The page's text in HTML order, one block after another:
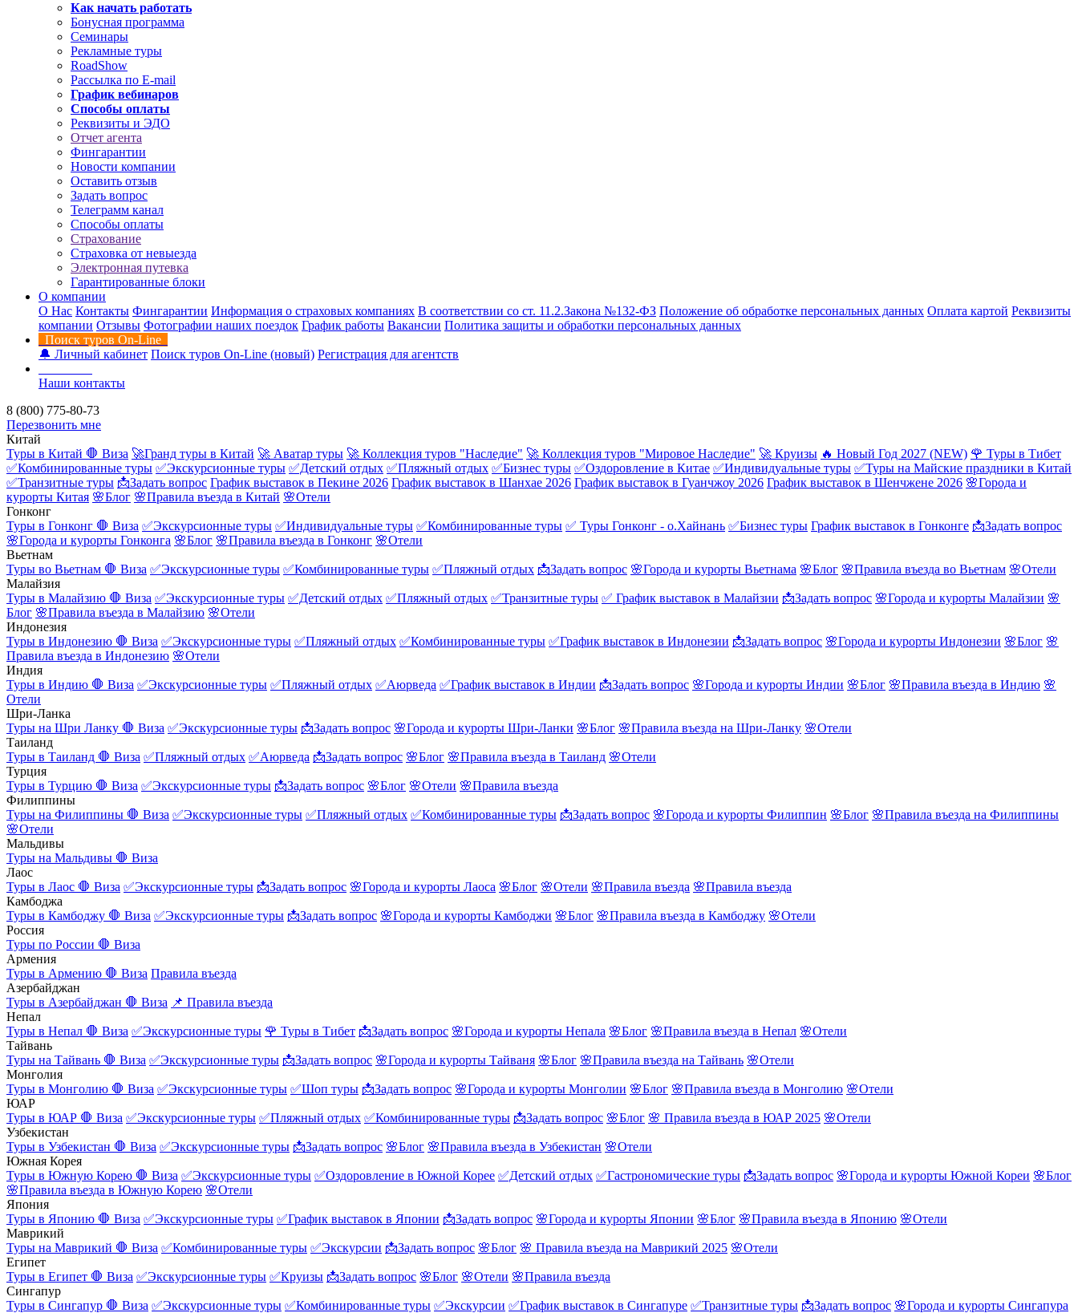
Как начать работать
Бонусная программа
Семинары
Рекламные туры
RoadShow
Рассылка по E-mail
График вебинаров
Способы оплаты
Реквизиты и ЭДО
Отчет агента
Фингарантии
Новости компании
Оставить отзыв
Задать вопрос
Телеграмм канал
Способы оплаты
Страхование
Страховка от невыезда
Электронная путевка
Гарантированные блоки
О компании
О Нас Контакты Фингарантии Информация о страховых компаниях В соответствии со ст. 11.2.Закона №132-ФЗ Положение об обработке персональных данных Оплата картой Реквизиты
компании Отзывы Фотографии наших поездок График работы Вакансии Политика защиты и обработки персональных данных
Поиск туров On-Line
🔔 Личный кабинет Поиск туров On-Line (новый) Регистрация для агентств
Наши контакты
8 (800) 775-80-73
Перезвонить мне
Китай
Туры в Китай 🛑 Виза 🚀Гранд туры в Китай 🚀 Аватар туры 🚀 Коллекция туров "Наследие" 🚀 Коллекция туров "Мировое Наследие" 🚀 Круизы 🔥 Новый Год 2027 (NEW) 🌹 Туры в Тибет
✅Комбинированные туры ✅Экскурсионные туры ✅Детский отдых ✅Пляжный отдых ✅Бизнес туры ✅Оздоровление в Китае ✅Индивидуальные туры ✅Туры на Майские праздники в Китай
✅Транзитные туры 📩Задать вопрос График выставок в Пекине 2026 График выставок в Шанхае 2026 График выставок в Гуанчжоу 2026 График выставок в Шенчжене 2026 🌸Города и
курорты Китая 🌸Блог 🌸Правила въезда в Китай 🌸Отели
Гонконг
Туры в Гонконг 🛑 Виза ✅Экскурсионные туры ✅Индивидуальные туры ✅Комбинированные туры ✅ Туры Гонконг - о.Хайнань ✅Бизнес туры График выставок в Гонконге 📩Задать вопрос
🌸Города и курорты Гонконга 🌸Блог 🌸Правила въезда в Гонконг 🌸Отели
Вьетнам
Туры во Вьетнам 🛑 Виза ✅Экскурсионные туры ✅Комбинированные туры ✅Пляжный отдых 📩Задать вопрос 🌸Города и курорты Вьетнама 🌸Блог 🌸Правила въезда во Вьетнам 🌸Отели
Малайзия
Туры в Малайзию 🛑 Виза ✅Экскурсионные туры ✅Детский отдых ✅Пляжный отдых ✅Транзитные туры ✅ График выставок в Малайзии 📩Задать вопрос 🌸Города и курорты Малайзии 🌸
Блог 🌸Правила въезда в Малайзию 🌸Отели
Индонезия
Туры в Индонезию 🛑 Виза ✅Экскурсионные туры ✅Пляжный отдых ✅Комбинированные туры ✅График выставок в Индонезии 📩Задать вопрос 🌸Города и курорты Индонезии 🌸Блог 🌸
Правила въезда в Индонезию 🌸Отели
Индия
Туры в Индию 🛑 Виза ✅Экскурсионные туры ✅Пляжный отдых ✅Аюрведа ✅График выставок в Индии 📩Задать вопрос 🌸Города и курорты Индии 🌸Блог 🌸Правила въезда в Индию 🌸
Отели
Шри-Ланка
Туры на Шри Ланку 🛑 Виза ✅Экскурсионные туры 📩Задать вопрос 🌸Города и курорты Шри-Ланки 🌸Блог 🌸Правила въезда на Шри-Ланку 🌸Отели
Таиланд
Туры в Таиланд 🛑 Виза ✅Пляжный отдых ✅Аюрведа 📩Задать вопрос 🌸Блог 🌸Правила въезда в Таиланд 🌸Отели
Турция
Туры в Турцию 🛑 Виза ✅Экскурсионные туры 📩Задать вопрос 🌸Блог 🌸Отели 🌸Правила въезда
Филиппины
Туры на Филиппины 🛑 Виза ✅Экскурсионные туры ✅Пляжный отдых ✅Комбинированные туры 📩Задать вопрос 🌸Города и курорты Филиппин 🌸Блог 🌸Правила въезда на Филиппины
🌸Отели
Мальдивы
Туры на Мальдивы 🛑 Виза
Лаос
Туры в Лаос 🛑 Виза ✅Экскурсионные туры 📩Задать вопрос 🌸Города и курорты Лаоса 🌸Блог 🌸Отели 🌸Правила въезда 🌸Правила въезда
Камбоджа
Туры в Камбоджу 🛑 Виза ✅Экскурсионные туры 📩Задать вопрос 🌸Города и курорты Камбоджи 🌸Блог 🌸Правила въезда в Камбоджу 🌸Отели
Россия
Туры по России 🛑 Виза
Армения
Туры в Армению 🛑 Виза Правила въезда
Азербайджан
Туры в Азербайджан 🛑 Виза 📌 Правила въезда
Непал
Туры в Непал 🛑 Виза ✅Экскурсионные туры 🌹 Туры в Тибет 📩Задать вопрос 🌸Города и курорты Непала 🌸Блог 🌸Правила въезда в Непал 🌸Отели
Тайвань
Туры на Тайвань 🛑 Виза ✅Экскурсионные туры 📩Задать вопрос 🌸Города и курорты Тайваня 🌸Блог 🌸Правила въезда на Тайвань 🌸Отели
Монголия
Туры в Монголию 🛑 Виза ✅Экскурсионные туры ✅Шоп туры 📩Задать вопрос 🌸Города и курорты Монголии 🌸Блог 🌸Правила въезда в Монголию 🌸Отели
ЮАР
Туры в ЮАР 🛑 Виза ✅Экскурсионные туры ✅Пляжный отдых ✅Комбинированные туры 📩Задать вопрос 🌸Блог 🌸 Правила въезда в ЮАР 2025 🌸Отели
Узбекистан
Туры в Узбекистан 🛑 Виза ✅Экскурсионные туры 📩Задать вопрос 🌸Блог 🌸Правила въезда в Узбекистан 🌸Отели
Южная Корея
Туры в Южную Корею 🛑 Виза ✅Экскурсионные туры ✅Оздоровление в Южной Корее ✅Детский отдых ✅Гастрономические туры 📩Задать вопрос 🌸Города и курорты Южной Кореи 🌸Блог
🌸Правила въезда в Южную Корею 🌸Отели
Япония
Туры в Японию 🛑 Виза ✅Экскурсионные туры ✅График выставок в Японии 📩Задать вопрос 🌸Города и курорты Японии 🌸Блог 🌸Правила въезда в Японию 🌸Отели
Маврикий
Туры на Маврикий 🛑 Виза ✅Комбинированные туры ✅Экскурсии 📩Задать вопрос 🌸Блог 🌸 Правила въезда на Маврикий 2025 🌸Отели
Египет
Туры в Египет 🛑 Виза ✅Экскурсионные туры ✅Круизы 📩Задать вопрос 🌸Блог 🌸Отели 🌸Правила въезда
Сингапур
Туры в Сингапур 🛑 Виза ✅Экскурсионные туры ✅Комбинированные туры ✅Экскурсии ✅График выставок в Сингапуре ✅Транзитные туры 📩Задать вопрос 🌸Города и курорты Сингапура